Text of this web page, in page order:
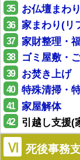
35 お仏壇まわ
36 家まわり(リ
37 家財整理・
38 ゴミ屋敷・
39 お焚き上げ
40 特殊清掃・
41 家屋解体
42 引越し支援(
Ⅵ 死後事務